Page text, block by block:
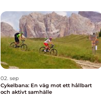
02. sep
Cykelbana: En väg mot ett hållbart
och aktivt samhälle